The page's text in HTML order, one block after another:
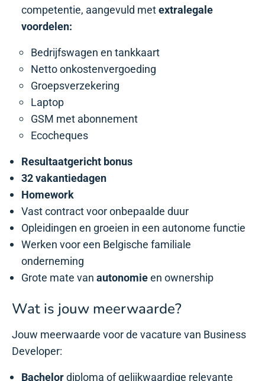
competentie, aangevuld met extralegale
voordelen:
Bedrijfswagen en tankkaart
Netto onkostenvergoeding
Groepsverzekering
Laptop
GSM met abonnement
Ecocheques
Resultaatgericht bonus
32 vakantiedagen
Homework
Vast contract voor onbepaalde duur
Opleidingen en groeien in een autonome functie
Werken voor een Belgische familiale
onderneming
Grote mate van autonomie en ownership
Wat is jouw meerwaarde?
Jouw meerwaarde voor de vacature van Business
Developer:
Bachelor diploma of gelijkwaardige relevante